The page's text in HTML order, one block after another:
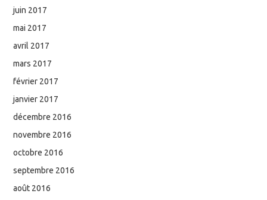
juin 2017
mai 2017
avril 2017
mars 2017
février 2017
janvier 2017
décembre 2016
novembre 2016
octobre 2016
septembre 2016
août 2016